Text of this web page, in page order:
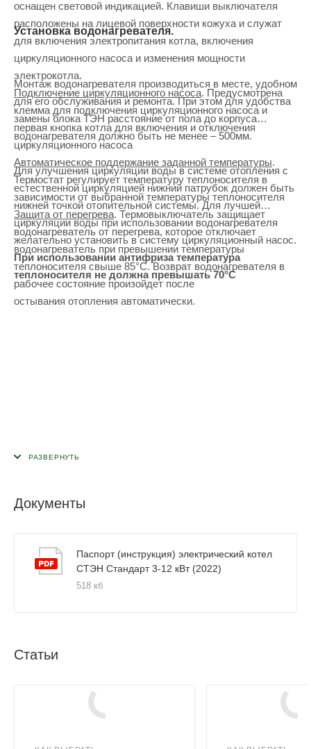
оснащен световой индикацией. Клавиши выключателя
расположены на лицевой поверхности кожуха и служат
для включения электропитания котла, включения
циркуляционного насоса и изменения мощности
электрокотла.
Подключение циркуляционного насоса. Предусмотрена
клемма для подключения циркуляционного насоса и
первая кнопка котла для включения и отключения
циркуляционного насоса
Автоматическое поддержание заданной температуры.
Термостат регулирует температуру теплоносителя в
зависимости от выбранной температуры теплоносителя
Защита от перегрева. Термовыключатель защищает
водонагреватель от перегрева, которое отключает
водонагреватель при превышении температуры
теплоносителя свыше 85°С. Возврат водонагревателя в
рабочее состояние произойдет после
остывания отопления автоматически.
Установка водонагревателя.
Монтаж водонагревателя производиться в месте, удобном
для его обслуживания и ремонта. При этом для удобства
замены блока ТЭН расстояние от пола до корпуса
водонагревателя должно быть не менее – 500мм.
Для улучшения циркуляции воды в системе отопления с
естественной циркуляцией нижний патрубок должен быть
нижней точкой отопительной системы. Для лучшей
циркуляции воды при использовании водонагревателя
желательно установить в систему циркуляционный насос.
При использовании антифриза температура
теплоносителя не должна превышать 70°С
Документы
Паспорт (инструкция) электрический котел
СТЭН Стандарт 3-12 кВт (2022)
518 кб
Статьи